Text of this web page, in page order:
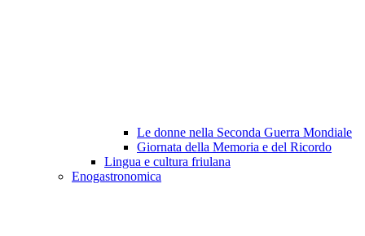
Le donne nella Seconda Guerra Mondiale
Giornata della Memoria e del Ricordo
Lingua e cultura friulana
Enogastronomica